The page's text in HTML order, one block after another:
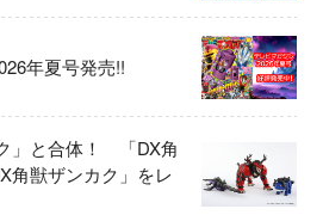
年夏号発売!!
」と合体！ 「DX角
角獣ザンカク」をレ